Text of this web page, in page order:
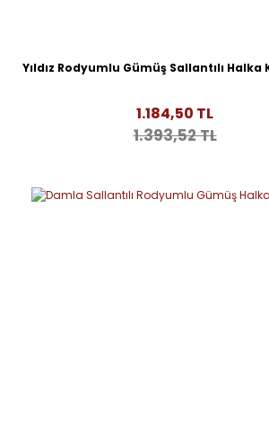
Yıldız Rodyumlu Gümüş Sallantılı Halka
1.184,50 TL
1.393,52 TL